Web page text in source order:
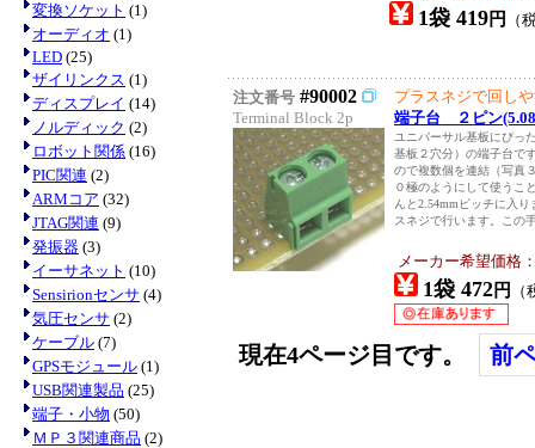
変換ソケット (1)
オーディオ (1)
LED (25)
ザイリンクス (1)
ディスプレイ (14)
ノルディック (2)
ロボット関係 (16)
PIC関連 (2)
ARMコア (32)
JTAG関連 (9)
発振器 (3)
イーサネット (10)
Sensirionセンサ (4)
気圧センサ (2)
ケーブル (7)
GPSモジュール (1)
USB関連製品 (25)
端子・小物 (50)
ＭＰ３関連商品 (2)
1袋 419円 （
注文番号 #90002
Terminal Block 2p
プラスネジで回し
端子台 ２ピン
ユニバーサル基板にぴっ
基板２穴分）の端子台で
ので複数個を連結（写真
０極のようにして使うこ
んと2.54mmピッチに入
スネジで行います。この
メーカー希望価格
1袋 472円
現在4ページ目です。 前